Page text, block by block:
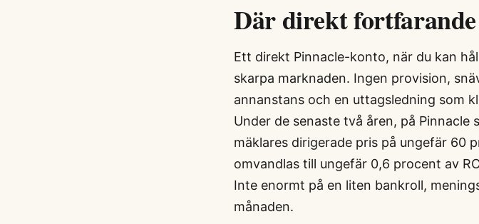
Där direkt
Ett direkt Pinnacle-konto, när du kan
skarpa marknaden. Ingen provision,
annanstans och en uttagsledning som
Under de senaste två åren, på
mäklares dirigerade pris på ungefär 60
omvandlas till ungefär 0,6 procent av
Inte enormt på en liten bankroll,
månaden.